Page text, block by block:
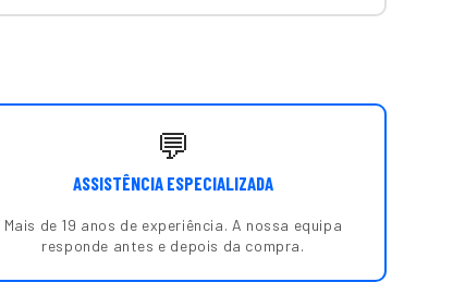
💬
ASSISTÊNCIA ESPECIALIZADA
Mais de 19 anos de experiência. A nossa equipa
responde antes e depois da compra.